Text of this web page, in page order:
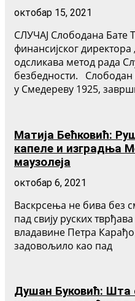
октобар 15, 2021
СЛУЧАЈ Слободана Бате
финансијског
одсликава метод рада
безбедности. Слободан
у Смедереву 1925,
Матија Бећковић:
капеле и изградња
маузолеја
октобар 6, 2021
Васкрсења не бива без
пад свију руских
владавине Петра
задовољило као пад
Душан Буковић: Шта